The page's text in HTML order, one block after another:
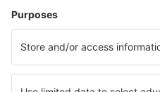
Cele mai căutate
Cazare în Armenia - Orașe
Cazare în Erevan Cazare în